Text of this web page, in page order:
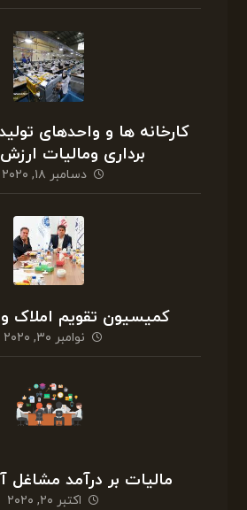
کارخانه ها و واحدهای
برداری ومالیات
دسامبر ۱۸, ۲۰۲۰
کمیسیون تقویم املاک
نوامبر ۳۰, ۲۰۲۰
مالیات بر درآمد مشاغل
اکتبر ۲۰, ۲۰۲۰